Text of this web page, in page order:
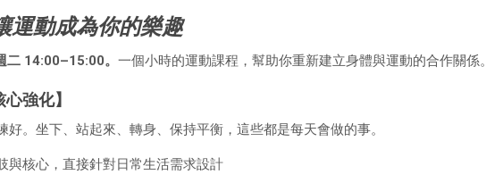
運動成為你的樂趣
二 14:00–15:00。 一個小時的運動課程，幫助你重新建立身體與運動的合作關係。
強化】
好。坐下、站起來、轉身、保持平衡，這些都是每天會做的事。
與核心，直接針對日常生活需求設計